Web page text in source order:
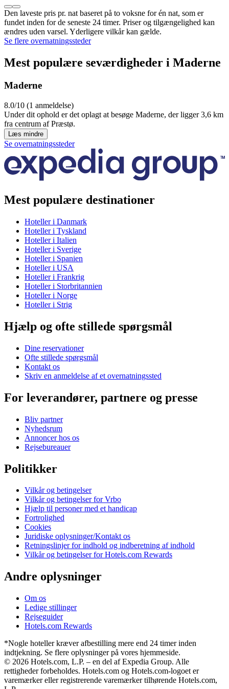
Den laveste pris pr. nat baseret på to voksne for én nat, som er
fundet inden for de seneste 24 timer. Priser og tilgængelighed kan
ændres uden varsel. Yderligere vilkår kan gælde.
Se flere overnatningssteder
Mest populære seværdigheder i Maderne
Maderne
8.0/10 (1 anmeldelse)
Under dit ophold er det oplagt at besøge Maderne, der ligger 3,6 km
fra centrum af Præstø.
Læs mindre
Se overnatningssteder
Mest populære destinationer
Hoteller i Danmark
Hoteller i Tyskland
Hoteller i Italien
Hoteller i Sverige
Hoteller i Spanien
Hoteller i USA
Hoteller i Frankrig
Hoteller i Storbritannien
Hoteller i Norge
Hoteller i Strig
Hjælp og ofte stillede spørgsmål
Dine reservationer
Ofte stillede spørgsmål
Kontakt os
Skriv en anmeldelse af et overnatningssted
For leverandører, partnere og presse
Bliv partner
Nyhedsrum
Annoncer hos os
Rejsebureauer
Politikker
Vilkår og betingelser
Vilkår og betingelser for Vrbo
Hjælp til personer med et handicap
Fortrolighed
Cookies
Juridiske oplysninger/Kontakt os
Retningslinjer for indhold og indberetning af indhold
Vilkår og betingelser for Hotels.com Rewards
Andre oplysninger
Om os
Ledige stillinger
Rejseguider
Hotels.com Rewards
*Nogle hoteller kræver afbestilling mere end 24 timer inden
indtjekning. Se flere oplysninger på vores hjemmeside.
© 2026 Hotels.com, L.P. – en del af Expedia Group. Alle
rettigheder forbeholdes. Hotels.com og Hotels.com-logoet er
varemærker eller registrerende varemærker tilhørende Hotels.com,